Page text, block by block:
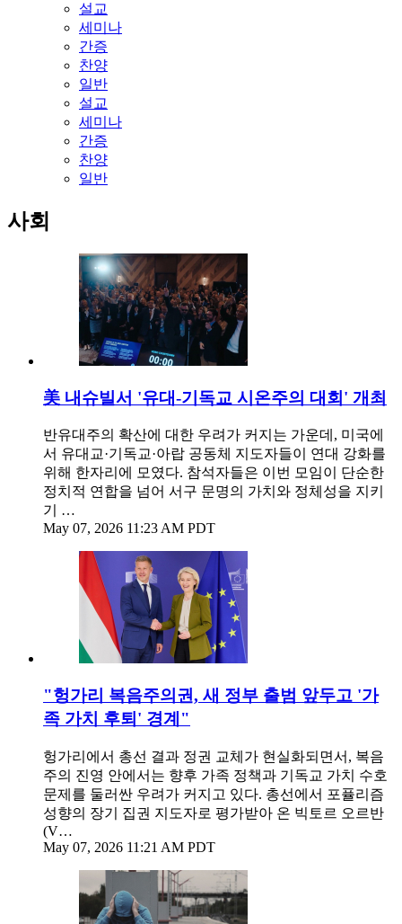
설교
세미나
간증
찬양
일반
설교
세미나
간증
찬양
일반
사회
美 내슈빌서 '유대-기독교 시온주의 대회' 개최
반유대주의 확산에 대한 우려가 커지는 가운데, 미국에
서 유대교·기독교·아랍 공동체 지도자들이 연대 강화를
위해 한자리에 모였다. 참석자들은 이번 모임이 단순한
정치적 연합을 넘어 서구 문명의 가치와 정체성을 지키
기 …
May 07, 2026 11:23 AM PDT
"헝가리 복음주의권, 새 정부 출범 앞두고 '가
족 가치 후퇴' 경계"
헝가리에서 총선 결과 정권 교체가 현실화되면서, 복음
주의 진영 안에서는 향후 가족 정책과 기독교 가치 수호
문제를 둘러싼 우려가 커지고 있다. 총선에서 포퓰리즘
성향의 장기 집권 지도자로 평가받아 온 빅토르 오르반
(V…
May 07, 2026 11:21 AM PDT